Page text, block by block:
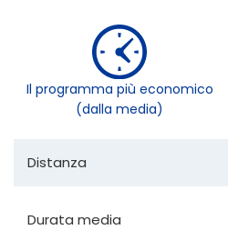
Il programma più economico
(dalla media)
Distanza
Durata media